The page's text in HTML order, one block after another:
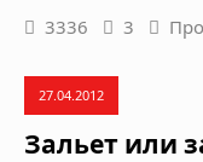
3336 3
27.04.2012
Зальет или